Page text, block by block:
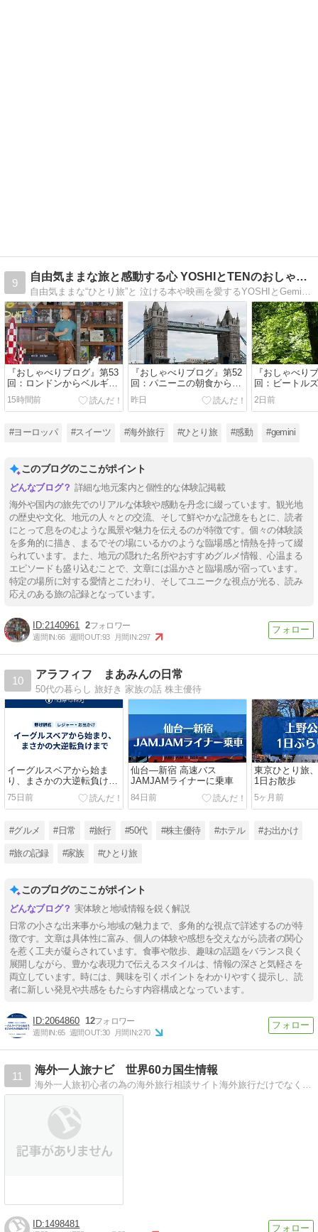
9
自由気ままな旅と感動する心 YOSHIとTENのおしゃべり
『おしゃべりブログ』第53
回：ロンドンからベルギー
へ！パディントン駅の感動
の再会と、迷子を救う神対
応、そしてケチャップまみ
15時間前
『おしゃべりブログ』第52
回：パニーニの朝食から地
下鉄逆走ハプニング、美し
きセントパンクラス駅と、
本場のフィッシュ＆チップ
スで結ぶロンドン旅のフィ
ナーレ
昨日
『おしゃべり
回：ビートル
『ノッティン
人』の感動に
かなケンウッ
2日前
#ヨーロッパ #スイーツ #海外旅行 #ひとり旅 #感動 #gemini
このブログのここがポイント
詳細な地元案内と個性的な体験記掲載
海外や国内の旅先でのリアルな体験や感動を丹念に綴っています。観光地
の歴史や文化、地元の人々との交流、そして鮮やかな記憶をもとに、読者
にとって息をのむような風景や魅力を伝えるのが特徴です。個々の体験談
を多角的に描き、まるでその場にいるかのような臨場感と情熱を持って綴
られています。また、地元の隠れた名所やおすすめグルメ情報、心温まる
エピソードも盛り込むことで、文章には温かさと臨場感が宿っています。
特定の場所に対する愛情とこだわり、そしてユニークな視点が光る、読み
応えのある旅の記録となっています。
2140961 2
週間IN:66 週間OUT:93 月間IN:297
10
アラフィフ まあみんの日常
50代の暮らし 旅好き 家族の話 株主優待
イーグルスベアから始ま
り、まさかの大逆転負けま
で
75日前
仙台―新宿 高速バス
JAMJAMライナーに乗車
84日前
東京ひとり旅
1日お散歩
5ヶ月前
#グルメ #日常 #旅行 #50代 #株主優待 #ホテル #お出かけ
#旅の記録 #家族 #ひとり旅
このブログのここがポイント
実体験と地域情報を鋭く解説
日常の小さな出来事から地域の魅力まで、多角的な視点で詳述するのが特
徴です。文章は具体性に富み、個人の体験や感想を交えながら読者の関心
を惹く工夫が凝らされています。食事や散歩、趣味の話題をバランス良く
展開しながら、豊かな表現力で伝えるスタイルは、情報の深さと気軽さを
両立しています。時には、興味を引くポイントをわかりやすく提示し、読
者に新しい発見や共感をもたらす内容構成となっています。
2064860 12
週間IN:65 週間OUT:30 月間IN:270
11
海外一人旅ナビ 世界60カ国生情報
1498481